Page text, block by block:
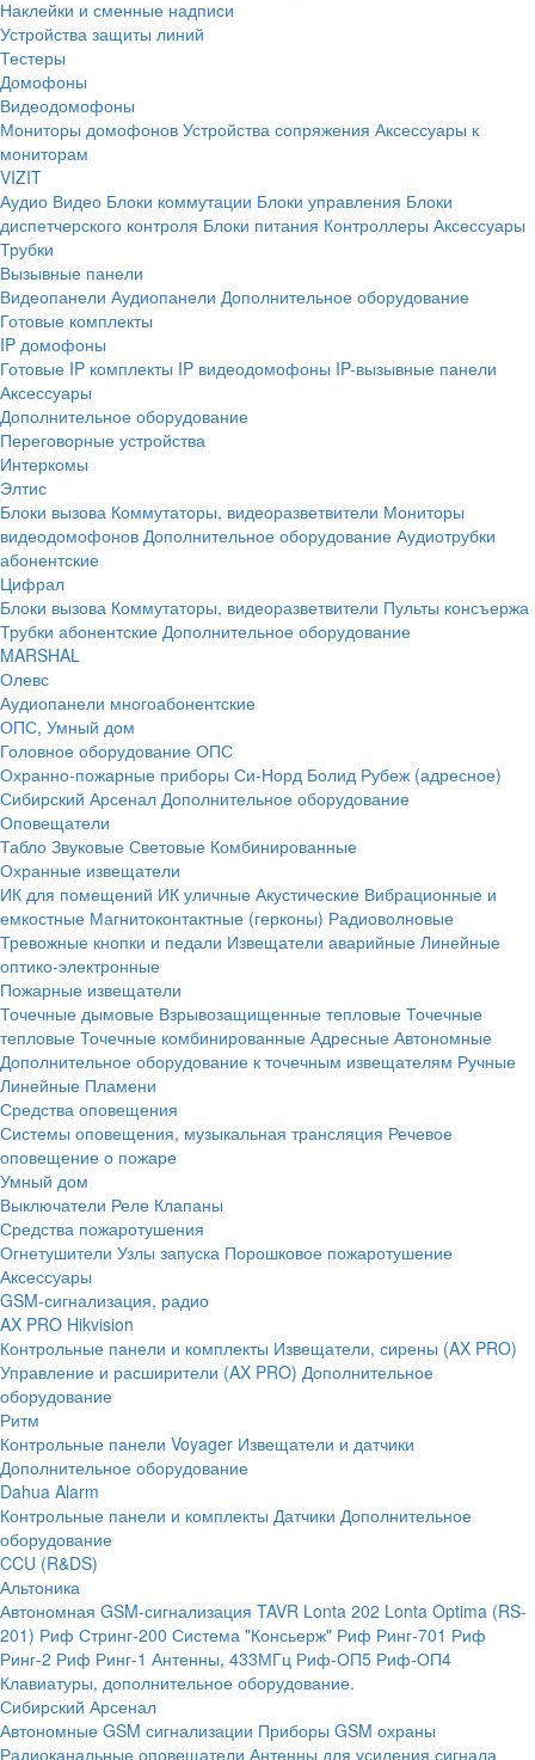
Наклейки и сменные надписи
Устройства защиты линий
Тестеры
Домофоны
Видеодомофоны
Мониторы домофонов Устройства сопряжения Аксессуары к
мониторам
VIZIT
Аудио Видео Блоки коммутации Блоки управления Блоки
диспетчерского контроля Блоки питания Контроллеры Аксессуары
Трубки
Вызывные панели
Видеопанели Аудиопанели Дополнительное оборудование
Готовые комплекты
IP домофоны
Готовые IP комплекты IP видеодомофоны IP-вызывные панели
Аксессуары
Дополнительное оборудование
Переговорные устройства
Интеркомы
Элтис
Блоки вызова Коммутаторы, видеоразветвители Мониторы
видеодомофонов Дополнительное оборудование Аудиотрубки
абонентские
Цифрал
Блоки вызова Коммутаторы, видеоразветвители Пульты консъержа
Трубки абонентские Дополнительное оборудование
MARSHAL
Олевс
Аудиопанели многоабонентские
ОПС, Умный дом
Головное оборудование ОПС
Охранно-пожарные приборы Си-Норд Болид Рубеж (адресное)
Сибирский Арсенал Дополнительное оборудование
Оповещатели
Табло Звуковые Световые Комбинированные
Охранные извещатели
ИК для помещений ИК уличные Акустические Вибрационные и
емкостные Магнитоконтактные (герконы) Радиоволновые
Тревожные кнопки и педали Извещатели аварийные Линейные
оптико-электронные
Пожарные извещатели
Точечные дымовые Взрывозащищенные тепловые Точечные
тепловые Точечные комбинированные Адресные Автономные
Дополнительное оборудование к точечным извещателям Ручные
Линейные Пламени
Средства оповещения
Системы оповещения, музыкальная трансляция Речевое
оповещение о пожаре
Умный дом
Выключатели Реле Клапаны
Средства пожаротушения
Огнетушители Узлы запуска Порошковое пожаротушение
Аксессуары
GSM-сигнализация, радио
AX PRO Hikvision
Контрольные панели и комплекты Извещатели, сирены (AX PRO)
Управление и расширители (AX PRO) Дополнительное
оборудование
Ритм
Контрольные панели Voyager Извещатели и датчики
Дополнительное оборудование
Dahua Alarm
Контрольные панели и комплекты Датчики Дополнительное
оборудование
CCU (R&DS)
Альтоника
Автономная GSM-сигнализация TAVR Lonta 202 Lonta Optima (RS-
201) Риф Стринг-200 Система "Консьерж" Риф Ринг-701 Риф
Ринг-2 Риф Ринг-1 Антенны, 433МГц Риф-ОП5 Риф-ОП4
Клавиатуры, дополнительное оборудование.
Сибирский Арсенал
Автономные GSM сигнализации Приборы GSM охраны
Радиоканальные оповещатели Антенны для усиления сигнала